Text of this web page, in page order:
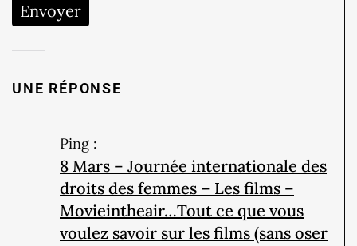
Envoyer
UNE RÉPONSE
Ping :
8 Mars – Journée internationale des
droits des femmes – Les films –
Movieintheair…Tout ce que vous
voulez savoir sur les films (sans oser